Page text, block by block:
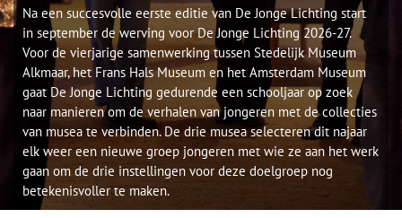
Na een succesvolle eerste editie van De Jonge Lichting start
in september de werving voor De Jonge Lichting 2026-27.
Voor de vierjarige samenwerking tussen Stedelijk Museum
Alkmaar, het Frans Hals Museum en het Amsterdam Museum
gaat De Jonge Lichting gedurende een schooljaar op zoek
naar manieren om de verhalen van jongeren met de collecties
van musea te verbinden. De drie musea selecteren dit najaar
elk weer een nieuwe groep jongeren met wie ze aan het werk
gaan om de drie instellingen voor deze doelgroep nog
betekenisvoller te maken.